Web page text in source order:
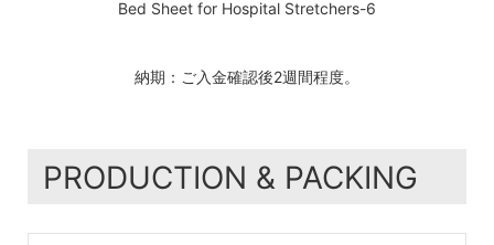
納期：ご入金確認後2週間程度。
PRODUCTION & PACKING